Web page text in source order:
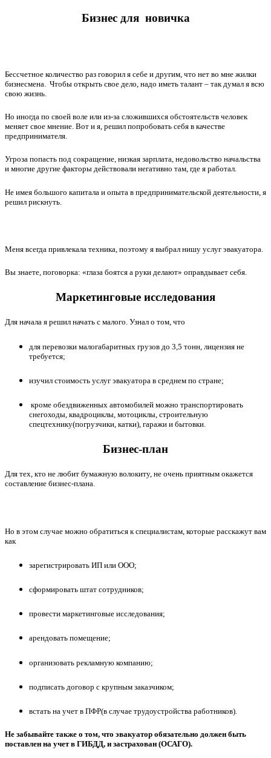
Бизнес для новичка
Бессчетное количество раз говорил я себе и другим, что нет во мне жилки
бизнесмена. Чтобы открыть свое дело, надо иметь талант – так думал я всю
свою жизнь.
Но иногда по своей воле или из-за сложившихся обстоятельств человек
меняет свое мнение. Вот и я, решил попробовать себя в качестве
предпринимателя.
Угроза попасть под сокращение, низкая зарплата, недовольство начальства
и многие другие факторы действовали негативно там, где я работал.
Не имея большого капитала и опыта в предпринимательской деятельности, я
решил рискнуть.
Меня всегда привлекала техника, поэтому я выбрал нишу услуг эвакуатора.
Вы знаете, поговорка: «глаза боятся а руки делают» оправдывает себя.
Маркетинговые исследования
Для начала я решил начать с малого. Узнал о том, что
для перевозки малогабаритных грузов до 3,5 тонн, лицензия не
требуется;
изучил стоимость услуг эвакуатора в среднем по стране;
кроме обездвиженных автомобилей можно транспортировать
снегоходы, квадроциклы, мотоциклы, строительную
спецтехнику(погрузчики, катки), гаражи и бытовки.
Бизнес-план
Для тех, кто не любит бумажную волокиту, не очень приятным окажется
составление бизнес-плана.
Но в этом случае можно обратиться к специалистам, которые расскажут вам
как
зарегистрировать ИП или ООО;
сформировать штат сотрудников;
провести маркетинговые исследования;
арендовать помещение;
организовать рекламную компанию;
подписать договор с крупным заказчиком;
встать на учет в ПФР(в случае трудоустройства работников).
Не забывайте также о том, что эвакуатор обязательно должен быть
поставлен на учет в ГИБДД, и застрахован (ОСАГО).